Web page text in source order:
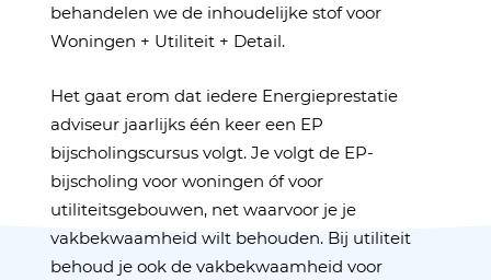
behandelen we de inhoudelijke stof voor
Woningen + Utiliteit + Detail.
Het gaat erom dat iedere Energieprestatie
adviseur jaarlijks één keer een EP
bijscholingscursus volgt. Je volgt de EP-
bijscholing voor woningen óf voor
utiliteitsgebouwen, net waarvoor je je
vakbekwaamheid wilt behouden. Bij utiliteit
behoud je ook de vakbekwaamheid voor